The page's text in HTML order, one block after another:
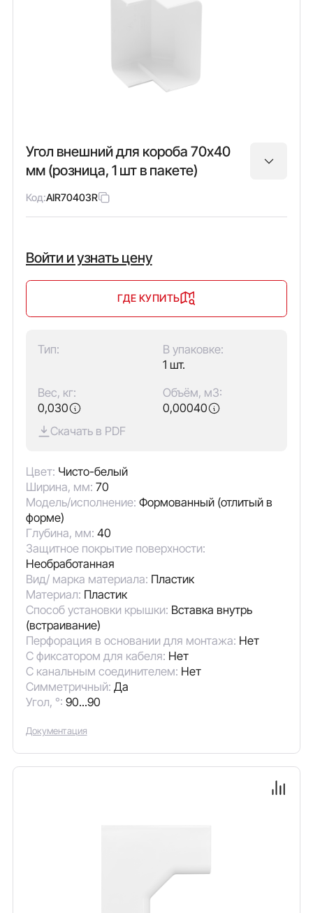
Угол внешний для короба 70х40
мм (розница, 1 шт в пакете)
Код:AIR70403R
Войти и узнать цену
ГДЕ КУПИТЬ
Тип:
В упаковке:
1 шт.
Вес, кг:
0,030
Объём, м3:
0,00040
Скачать в PDF
Цвет: Чисто-белый
Ширина, мм: 70
Модель/исполнение: Формованный (отлитый в
форме)
Глубина, мм: 40
Защитное покрытие поверхности:
Необработанная
Вид/ марка материала: Пластик
Материал: Пластик
Способ установки крышки: Вставка внутрь
(встраивание)
Перфорация в основании для монтажа: Нет
С фиксатором для кабеля: Нет
С канальным соединителем: Нет
Симметричный: Да
Угол, °: 90...90
Документация